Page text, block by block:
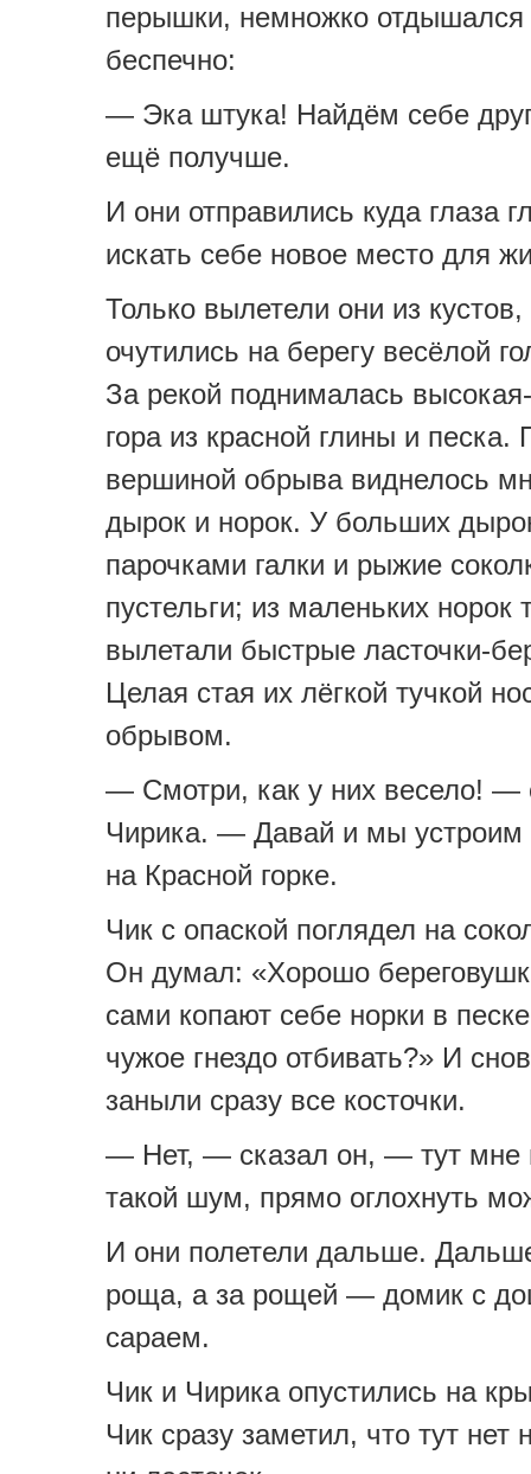
перышки, немножко отдышался
беспечно:
— Эка штука! Найдём себе
ещё получше.
И они отправились куда глаза
искать себе новое место для
Только вылетели они из кустов,
очутились на берегу весёлой
За рекой поднималась
гора из красной глины и песка.
вершиной обрыва виднелось
дырок и норок. У больших
парочками галки и рыжие
пустельги; из маленьких норок
вылетали быстрые ласточки-
Целая стая их лёгкой тучкой
обрывом.
— Смотри, как у них весело! —
Чирика. — Давай и мы устроим
на Красной горке.
Чик с опаской поглядел на
Он думал: «Хорошо
сами копают себе норки в
чужое гнездо отбивать?» И
заныли сразу все косточки.
— Нет, — сказал он, — тут мне
такой шум, прямо оглохнуть
И они полетели дальше.
роща, а за рощей — домик с
сараем.
Чик и Чирика опустились на
Чик сразу заметил, что тут нет